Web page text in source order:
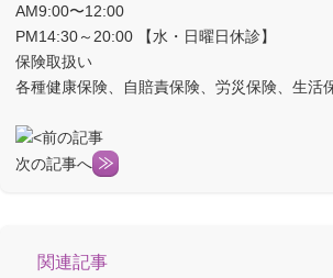
AM9:00〜12:00
PM14:30～20:00 【水・日曜日休診】
保険取扱い
各種健康保険、自賠責保険、労災保険、生活
前の記事
次の記事へ
関連記事